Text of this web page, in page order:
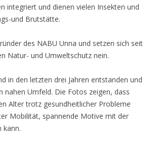
integriert und dienen vielen Insekten und
und Brutstätte.
des NABU Unna und setzen sich seit
Natur- und Umweltschutz nein.
in den letzten drei Jahren entstanden und
nahen Umfeld. Die Fotos zeigen, dass
Alter trotz gesundheitlicher Probleme
Mobilität, spannende Motive mit der
kann.